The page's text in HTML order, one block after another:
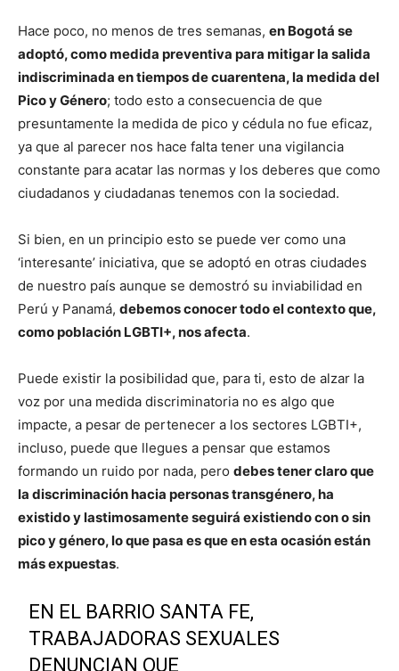
Hace poco, no menos de tres semanas, en Bogotá se
adoptó, como medida preventiva para mitigar la salida
indiscriminada en tiempos de cuarentena, la medida del
Pico y Género; todo esto a consecuencia de que
presuntamente la medida de pico y cédula no fue eficaz,
ya que al parecer nos hace falta tener una vigilancia
constante para acatar las normas y los deberes que como
ciudadanos y ciudadanas tenemos con la sociedad.
Si bien, en un principio esto se puede ver como una
‘interesante’ iniciativa, que se adoptó en otras ciudades
de nuestro país aunque se demostró su inviabilidad en
Perú y Panamá, debemos conocer todo el contexto que,
como población LGBTI+, nos afecta.
Puede existir la posibilidad que, para ti, esto de alzar la
voz por una medida discriminatoria no es algo que
impacte, a pesar de pertenecer a los sectores LGBTI+,
incluso, puede que llegues a pensar que estamos
formando un ruido por nada, pero debes tener claro que
la discriminación hacia personas transgénero, ha
existido y lastimosamente seguirá existiendo con o sin
pico y género, lo que pasa es que en esta ocasión están
más expuestas.
EN EL BARRIO SANTA FE,
TRABAJADORAS SEXUALES
DENUNCIAN QUE